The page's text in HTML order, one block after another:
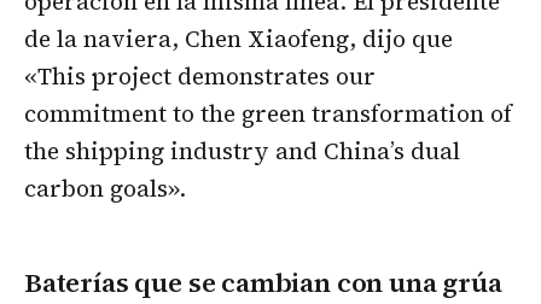
de la naviera, Chen Xiaofeng, dijo que
«This project demonstrates our
commitment to the green transformation of
the shipping industry and China’s dual
carbon goals».
Baterías que se cambian con una grúa